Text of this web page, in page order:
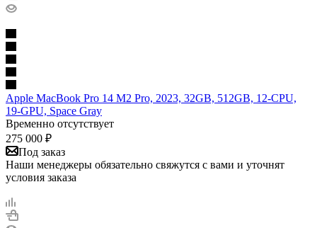
Apple MacBook Pro 14 M2 Pro, 2023, 32GB, 512GB, 12-CPU,
19-GPU, Space Gray
Временно отсутствует
275 000 ₽
Под заказ
Наши менеджеры обязательно свяжутся с вами и уточнят
условия заказа